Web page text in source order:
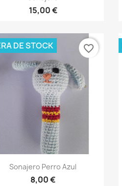
15,00 €
Vista rápida
Sonajero Perro Azul
8,00 €
DE STOCK favorite_border